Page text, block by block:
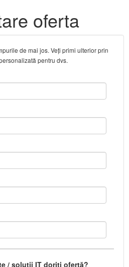
oferta
de mai jos. Veţi primi ulterior prin
pentru dvs.
/ soluții IT doriți ofertă?